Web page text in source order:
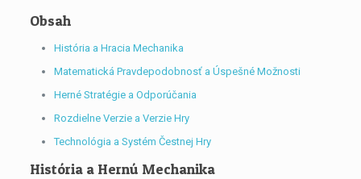
Obsah
História a Hracia Mechanika
Matematická Pravdepodobnosť a Úspešné Možnosti
Herné Stratégie a Odporúčania
Rozdielne Verzie a Verzie Hry
Technológia a Systém Čestnej Hry
História a Hernú Mechanika